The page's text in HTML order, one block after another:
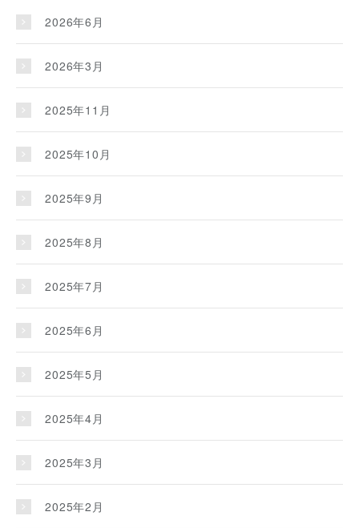
2026年6月
2026年3月
2025年11月
2025年10月
2025年9月
2025年8月
2025年7月
2025年6月
2025年5月
2025年4月
2025年3月
2025年2月